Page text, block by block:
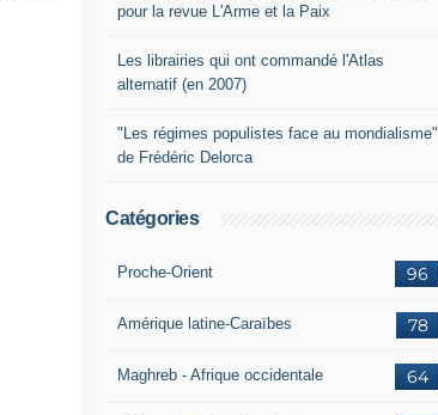
pour la revue L'Arme et la Paix
Les librairies qui ont commandé l'Atlas
alternatif (en 2007)
"Les régimes populistes face au mondialisme"
de Frédéric Delorca
Catégories
96
Proche-Orient
78
Amérique latine-Caraïbes
64
Maghreb - Afrique occidentale